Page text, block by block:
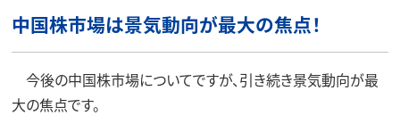
中国株市場は景気動向が最大の焦点！
今後の中国株市場についてですが、引き続き景気動向が最
大の焦点です。